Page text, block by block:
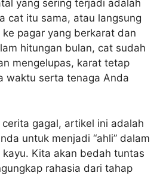
yang sering terjadi adalah
cat itu sama, atau langsung
pagar yang berkarat dan
hitungan bulan, cat sudah
mengelupas, karat tetap
waktu serta tenaga Anda
gagal, artikel ini adalah
untuk menjadi “ahli” dalam
Kita akan bedah tuntas
rahasia dari tahap